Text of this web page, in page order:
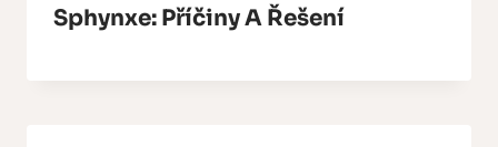
Sphynxe: Příčiny A Řešení